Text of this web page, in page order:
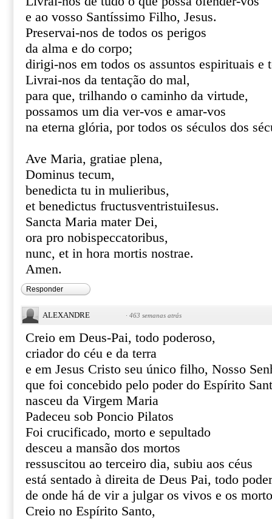
e ao vosso Santíssimo Filho, Jesus.
Preservai-nos de todos os perigos
da alma e do corpo;
dirigi-nos em todos os assuntos espirituais e
Livrai-nos da tentação do mal,
para que, trilhando o caminho da virtude,
possamos um dia ver-vos e amar-vos
na eterna glória, por todos os séculos dos
Ave Maria, gratiae plena,
Dominus tecum,
benedicta tu in mulieribus,
et benedictus fructusventristuiIesus.
Sancta Maria mater Dei,
ora pro nobispeccatoribus,
nunc, et in hora mortis nostrae.
Amen.
Responder
ALEXANDRE · 463 semanas atrás
Creio em Deus-Pai, todo poderoso,
criador do céu e da terra
e em Jesus Cristo seu único filho, Nosso
que foi concebido pelo poder do Espírito
nasceu da Virgem Maria
Padeceu sob Poncio Pilatos
Foi crucificado, morto e sepultado
desceu a mansão dos mortos
ressuscitou ao terceiro dia, subiu aos céus
está sentado à direita de Deus Pai, todo
de onde há de vir a julgar os vivos e os
Creio no Espírito Santo,